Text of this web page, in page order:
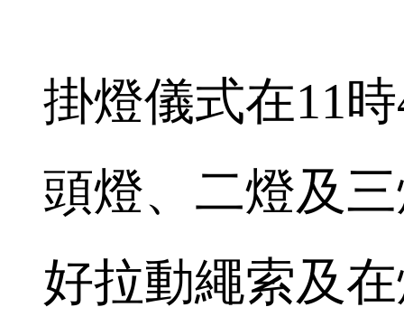
掛燈儀式在11
頭燈、二燈及
好拉動繩索及